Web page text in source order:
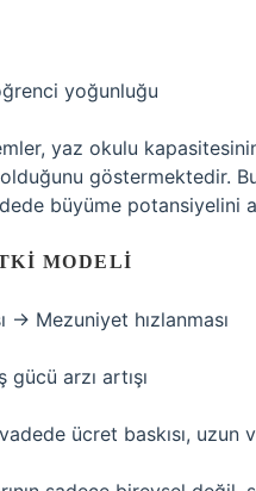
yoğunluğu
yaz okulu
göstermektedir.
büyüme potansiyelini
MODELI
→ Mezuniyet hızlanması
arzı artışı
ücret baskısı, uzun